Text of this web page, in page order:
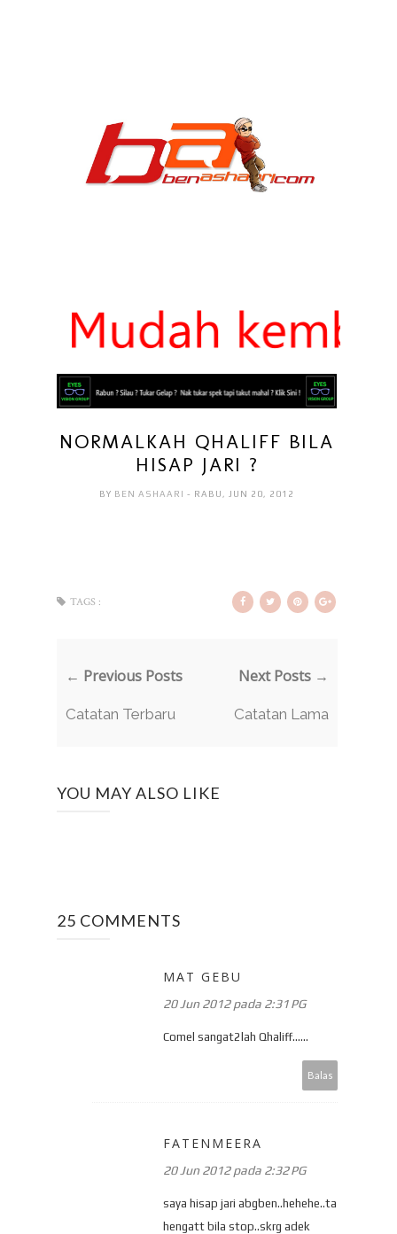
NORMALKAH QHALIFF BILA
HISAP JARI ?
BY BEN ASHAARI- RABU, JUN 20, 2012
TAGS :
← Previous Posts
Catatan Terbaru
Next Posts →
Catatan Lama
YOU MAY ALSO LIKE
25 COMMENTS
MAT GEBU
20 Jun 2012 pada 2:31 PG
Comel sangat2lah Qhaliff......
Balas
FATENMEERA
20 Jun 2012 pada 2:32 PG
saya hisap jari abgben..hehehe..ta
hengatt bila stop..skrg adek